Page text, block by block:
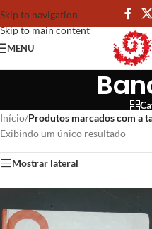
Skip to navigation
Skip to main content
MENU
Início/Produtos marcados com a
Exibindo um único resultado
Mostrar lateral